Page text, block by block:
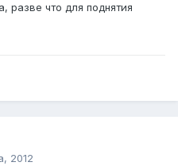
разве что для поднятия
2012